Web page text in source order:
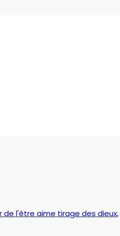
de l'être aime tirage des dieux,